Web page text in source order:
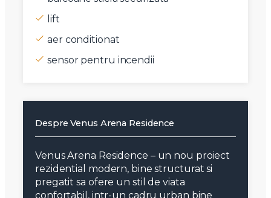
lift
aer conditionat
sensor pentru incendii
Despre Venus Arena Residence
Venus Arena Residence – un nou proiect
rezidential modern, bine structurat si
pregatit sa ofere un stil de viata
confortabil, intr-un cadru urban bine